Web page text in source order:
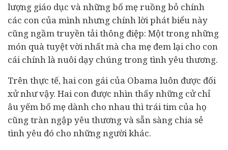
lượng giáo dục và những bố mẹ ruồng bỏ chính
các con của mình nhưng chính lời phát biểu này
cũng ngầm truyền tải thông điệp: Một trong những
món quà tuyệt vời nhất mà cha mẹ đem lại cho con
cái chính là nuôi dạy chúng trong tình yêu thương.
Trên thực tế, hai con gái của Obama luôn được đối
xử như vậy. Hai con được nhìn thấy những cử chỉ
âu yếm bố mẹ dành cho nhau thì trái tim của họ
cũng tràn ngập yêu thương và sẵn sàng chia sẻ
tình yêu đó cho những người khác.